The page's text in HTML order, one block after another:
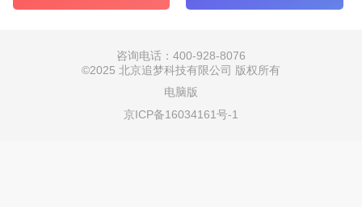
咨询电话：400-928-8076
©2025 北京追梦科技有限公司 版权所有
电脑版
京ICP备16034161号-1